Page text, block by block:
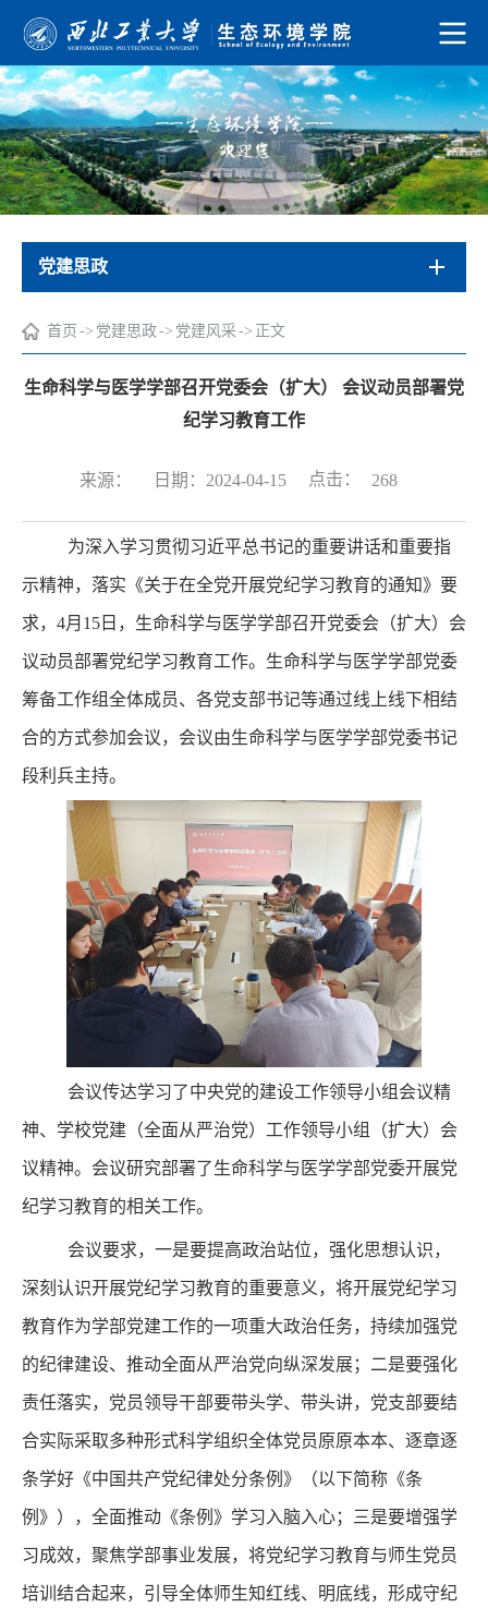
党建思政
首页 -> 党建思政-> 党建风采 -> 正文
生命科学与医学学部召开党委会（扩大） 会议动员部署党
纪学习教育工作
来源： 日期：2024-04-15 点击： 268
为深入学习贯彻习近平总书记的重要讲话和重要指
示精神，落实《关于在全党开展党纪学习教育的通知》要
求， 4月15日，生命科学与医学学部召开党委会（扩大）会
议动员部署党纪学习教育工作。生命科学与医学学部党委
筹备工作组全体成员、各党支部书记等通过线上线下相结
合的方式参加会议，会议由生命科学与医学学部党委书记
段利兵主持。
会议传达学习了中央党的建设工作领导小组会议精
神、学校党建（全面从严治党）工作领导小组（扩大）会
议精神。会议研究部署了生命科学与医学学部党委开展党
纪学习教育的相关工作。
会议要求，一是要提高政治站位，强化思想认识，
深刻认识开展党纪学习教育的重要意义，将开展党纪学习
教育作为学部党建工作的一项重大政治任务，持续加强党
的纪律建设、推动全面从严治党向纵深发展；二是要强化
责任落实，党员领导干部要带头学、带头讲，党支部要结
合实际采取多种形式科学组织全体党员原原本本、逐章逐
条学好《中国共产党纪律处分条例》（以下简称《条
例》），全面推动《条例》学习入脑入心；三是要增强学
习成效，聚焦学部事业发展，将党纪学习教育与师生党员
培训结合起来，引导全体师生知红线、明底线，形成守纪